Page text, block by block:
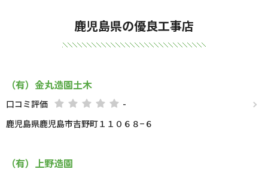
鹿児島県の優良工事店
（有）金丸造園土木
口コミ評価
-
鹿児島県鹿児島市吉野町１１０６８−６
（有）上野造園